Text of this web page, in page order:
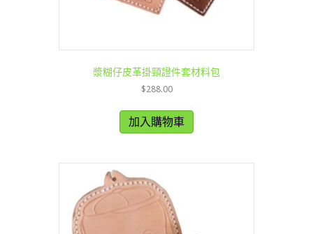
漿糊仔皮革掛頸證件套材料包
$288.00
加入購物車